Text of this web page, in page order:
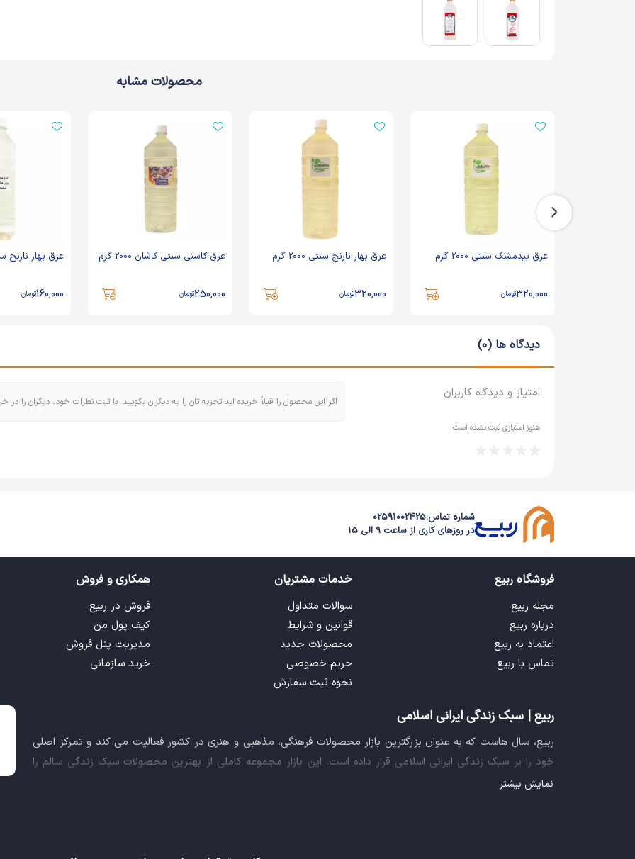
محصولات مشابه
عرق بیدمشک سنتی 2000 گرم
320,000تومان
عرق بهار نارنج سنتی 2000 گرم
320,000تومان
عرق کاسنی سنتی کاشان 2000 گرم
250,000تومان
عرق بهار نارنج سنتی
160,000تومان
دیدگاه ها (0)
امتیاز و دیدگاه کاربران
هنوز امتیازی ثبت نشده است
اگر این محصول را قبلاً خریده اید تجربه تان را به دیگران بگویید. با ثبت نظرات خود، دیگران را در
شماره تماس:02591002425
در روزهای کاری از ساعت 9 الی 15
فروشگاه ربیع
مجله ربیع
درباره ربیع
اعتماد به ربیع
تماس با ربیع
خدمات مشتریان
سوالات متداول
قوانین و شرایط
محصولات جدید
حریم خصوصی
نحوه ثبت سفارش
همکاری و فروش
فروش در ربیع
کیف پول من
مدیریت پنل فروش
خرید سازمانی
ربیع | سبک زندگی ایرانی اسلامی
ربیع، سال هاست که به عنوان بزرگترین بازار محصولات فرهنگی، مذهبی و هنری در کشور فعالیت می کند و تمرکز اصلی
خود را بر سبک زندگی ایرانی اسلامی قرار داده است. این بازار مجموعه کاملی از بهترین محصولات سبک زندگی سالم را
فراهم آورده تا تمام نیازهای شما را برای خرید اینترنتی کالاهای فرهنگی، مذهبی و هنری برآورده نماید.
نمایش بیشتر